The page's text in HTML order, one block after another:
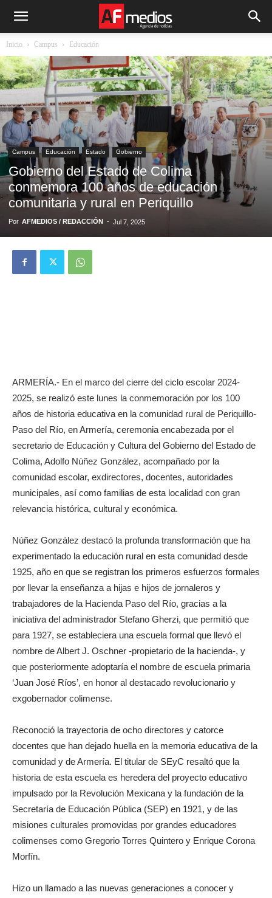
Inicio Campus Educación
Campus Educación Estado Gobierno
Gobierno del Estado de Colima
conmemora 100 años de educación
comunitaria y rural en Periquillo
Por AFMEDIOS / REDACCIÓN - Jul 7, 2025
ARMERÍA.- En el marco del cierre del ciclo escolar 2024-
2025, se realizó este lunes la conmemoración por los 100
años de historia educativa en la comunidad rural de Periquillo-
Paso del Río, en Armería, ceremonia encabezada por el
secretario de Educación y Cultura del Gobierno del Estado de
Colima, Adolfo Núñez González, acompañado por la
comunidad escolar, exdirectores, docentes, autoridades
municipales, así como familias de esta localidad con gran
relevancia histórica, cultural y económica.
Núñez González destacó la profunda transformación que ha
experimentado la educación rural en esta comunidad desde
1925, año en que se registran los primeros esfuerzos formales
por llevar la enseñanza a hijas e hijos de jornaleros y
trabajadores de la Hacienda Paso del Río, gracias a la
iniciativa del administrador Stefano Gherzi, que permitió que
para 1927, se estableciera una escuela formal que llevó el
nombre de Albert J. Oschner -propietario de la hacienda-, y
que posteriormente adoptaría el nombre de escuela primaria
‘Juan José Ríos’, en honor al destacado revolucionario y
exgobernador colimense.
Reconoció la trayectoria de ocho directores y catorce
docentes que han dejado huella en la memoria educativa de la
comunidad y de Armería. El titular de SEyC resaltó que la
historia de esta escuela es heredera del proyecto educativo
impulsado por la Revolución Mexicana y la fundación de la
Secretaría de Educación Pública (SEP) en 1921, y de las
misiones culturales promovidas por grandes educadores
colimenses como Gregorio Torres Quintero y Enrique Corona
Morfín.
Hizo un llamado a las nuevas generaciones a conocer y